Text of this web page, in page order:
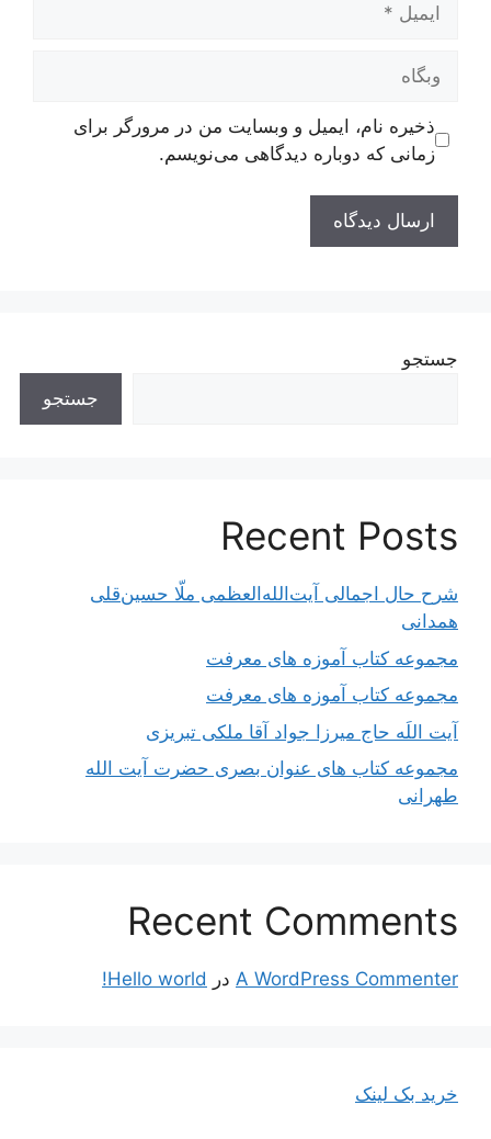
وبگاه
ذخیره نام، ایمیل و وبسایت من در مرورگر برای
زمانی که دوباره دیدگاهی می‌نویسم.
جستجو
جستجو
Recent Posts
شرح حال اجمالی آیت‌الله‌العظمی ملّا حسین‌قلی
همدانی
مجموعه کتاب آموزه های معرفت
مجموعه کتاب آموزه های معرفت
آیت اللَه حاج میرزا جواد آقا ملکی تبریزی
مجموعه کتاب های عنوان بصری حضرت آیت الله
طهرانی
Recent Comments
A WordPress Commenter در Hello world!
خرید بک لینک